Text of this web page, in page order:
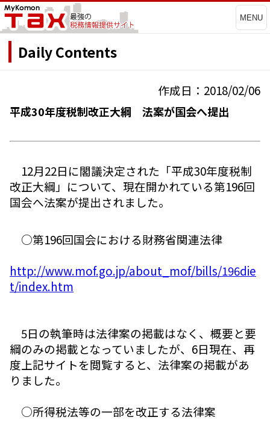
MENU
Daily Contents
作成日：2018/02/06
平成30年度税制改正大綱 法案が国会へ提出
12月22日に閣議決定された「平成30年度税制
改正大綱」について、現在開かれている第196回
国会へ法案が提出されました。
○第196回国会における財務省関連法律
http://www.mof.go.jp/about_mof/bills/196die
t/index.htm
5日の執筆時は法律案の掲載はなく、概要と要
綱のみの掲載となっていましたが、6日現在、再
度上記サイトを閲覧すると、法律案の掲載があ
りました。
○所得税法等の一部を改正する法律案